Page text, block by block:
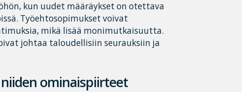
kun uudet määräykset on otettava
Työehtosopimukset voivat
mikä lisää monimutkaisuutta.
johtaa taloudellisiin seurauksiin ja
ominaispiirteet